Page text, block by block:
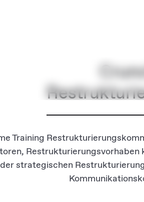
Training
strategischen